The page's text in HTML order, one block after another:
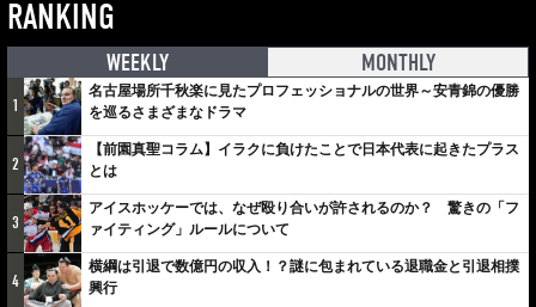
RANKING
WEEKLY MONTHLY
1
名古屋場所千秋楽に見たプロフェッショナルの世界～安青錦の優勝
を巡るさまざまなドラマ
2
【前園真聖コラム】イラクに負けたことで日本代表に起きたプラス
とは
3
アイスホッケーでは、なぜ殴り合いが許されるのか？ 驚きの「フ
ァイティング」ルールについて
4
横綱は引退で数億円の収入！？謎に包まれている退職金と引退相撲
興行